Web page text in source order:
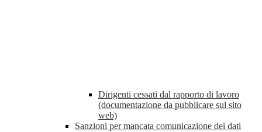
Dirigenti cessati dal rapporto di lavoro
(documentazione da pubblicare sul sito
web)
Sanzioni per mancata comunicazione dei dati